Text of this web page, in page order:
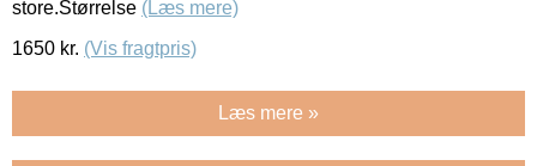
store.Størrelse (Læs mere)
1650 kr. (Vis fragtpris)
Læs mere »